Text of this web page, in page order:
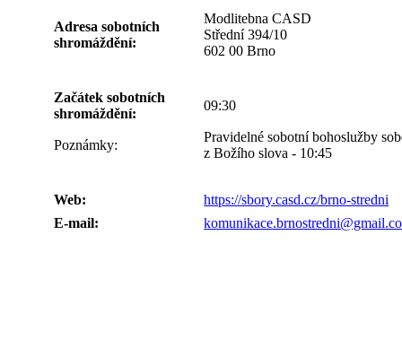
Adresa sobotních
shromáždění:
Modlitebna CASD
Střední 394/10
602 00 Brno
Začátek sobotních
shromáždění:
09:30
Poznámky:
Pravidelné sobotní bohoslužby
z Božího slova - 10:45
Web:
https://sbory.casd.cz/brno-stredni
E-mail: